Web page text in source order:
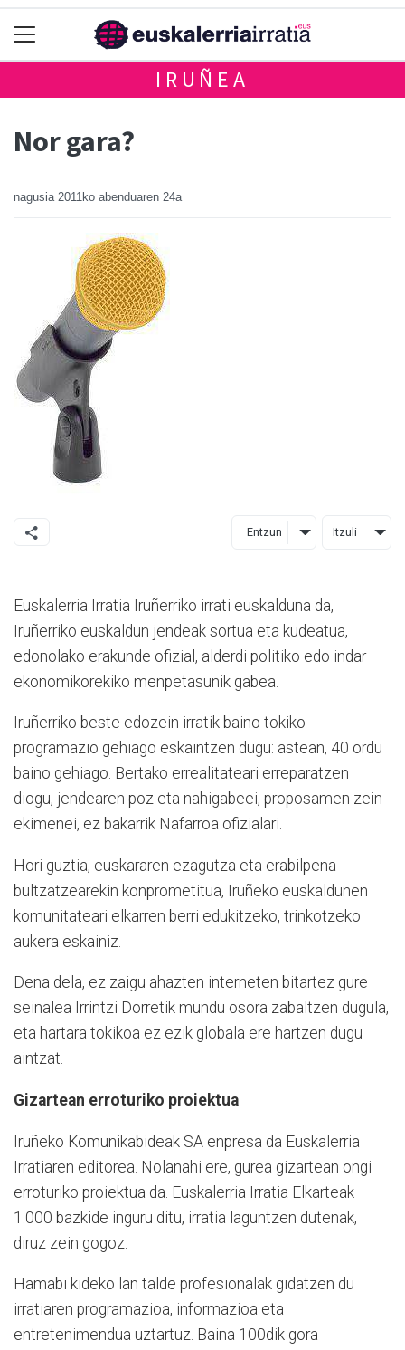
IRUÑEA
Nor gara?
nagusia 2011ko abenduaren 24a
Entzun Itzuli
Euskalerria Irratia Iruñerriko irrati euskalduna da,
Iruñerriko euskaldun jendeak sortua eta kudeatua,
edonolako erakunde ofizial, alderdi politiko edo indar
ekonomikorekiko menpetasunik gabea.
Iruñerriko beste edozein irratik baino tokiko
programazio gehiago eskaintzen dugu: astean, 40 ordu
baino gehiago. Bertako errealitateari erreparatzen
diogu, jendearen poz eta nahigabeei, proposamen zein
ekimenei, ez bakarrik Nafarroa ofizialari.
Hori guztia, euskararen ezagutza eta erabilpena
bultzatzearekin konprometitua, Iruñeko euskaldunen
komunitateari elkarren berri edukitzeko, trinkotzeko
aukera eskainiz.
Dena dela, ez zaigu ahazten interneten bitartez gure
seinalea Irrintzi Dorretik mundu osora zabaltzen dugula,
eta hartara tokikoa ez ezik globala ere hartzen dugu
aintzat.
Gizartean erroturiko proiektua
Iruñeko Komunikabideak SA enpresa da Euskalerria
Irratiaren editorea. Nolanahi ere, gurea gizartean ongi
erroturiko proiektua da. Euskalerria Irratia Elkarteak
1.000 bazkide inguru ditu, irratia laguntzen dutenak,
diruz zein gogoz.
Hamabi kideko lan talde profesionalak gidatzen du
irratiaren programazioa, informazioa eta
entretenimendua uztartuz. Baina 100dik gora